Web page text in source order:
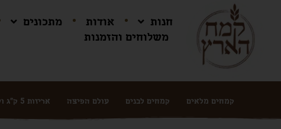
חנות אודות מתכונים
משלוחים והזמנות
קמחים מלאים קמחים לבנים עולם הפיצה אריזות 5 ק"ג ושקים